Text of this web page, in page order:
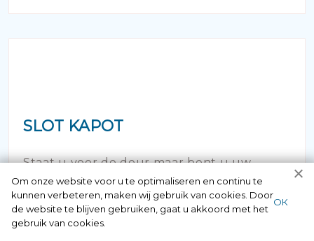
SLOT KAPOT
Staat u voor de deur maar bent u uw
sleutel vergeten of verloren? Geen paniek
maar bel ons! Binnen no time opent onze
Om onze website voor u te optimaliseren en continu te
kunnen verbeteren, maken wij gebruik van cookies. Door
de website te blijven gebruiken, gaat u akkoord met het
gebruik van cookies.
ОК